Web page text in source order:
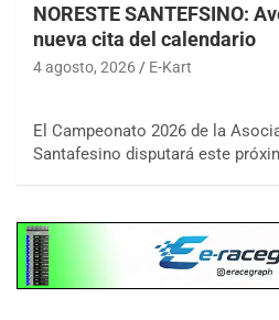
NORESTE SANTEFSINO:
nueva cita del calendario
4 agosto, 2026 E-Kart
El Campeonato 2026 de la
Santafesino disputará este